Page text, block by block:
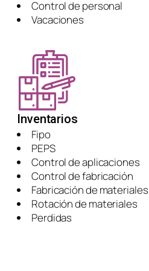
Control de personal
Vacaciones
Inventarios
Fipo
PEPS
Control de aplicaciones
Control de fabricación
Fabricación de materiales
Rotación de materiales
Perdidas